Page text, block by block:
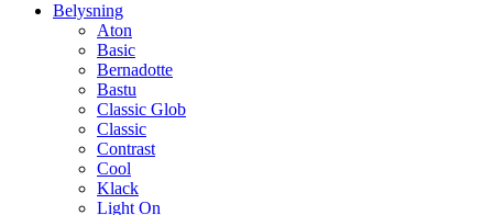
Belysning
Aton
Basic
Bernadotte
Bastu
Classic Glob
Classic
Contrast
Cool
Klack
Light On